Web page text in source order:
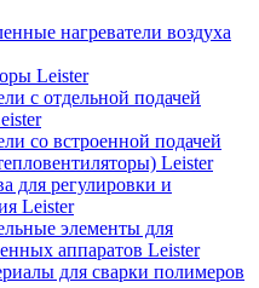
нагреватели воздуха
Leister
с отдельной подачей
со встроенной подачей
Leister
для регулировки и
Leister
элементы для
аппаратов Leister
для сварки полимеров